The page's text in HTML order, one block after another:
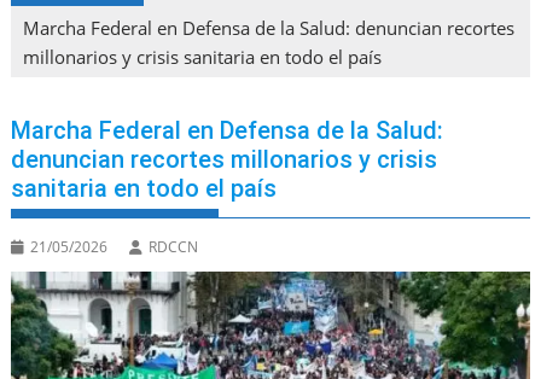
Marcha Federal en Defensa de la Salud: denuncian recortes
millonarios y crisis sanitaria en todo el país
Marcha Federal en Defensa de la Salud:
denuncian recortes millonarios y crisis
sanitaria en todo el país
21/05/2026 RDCCN